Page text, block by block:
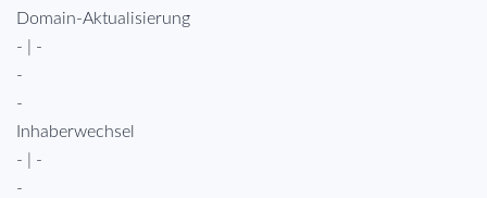
Domain-Aktualisierung
- | -
-
-
Inhaberwechsel
- | -
-